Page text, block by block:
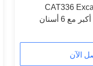
CAT336
الآن